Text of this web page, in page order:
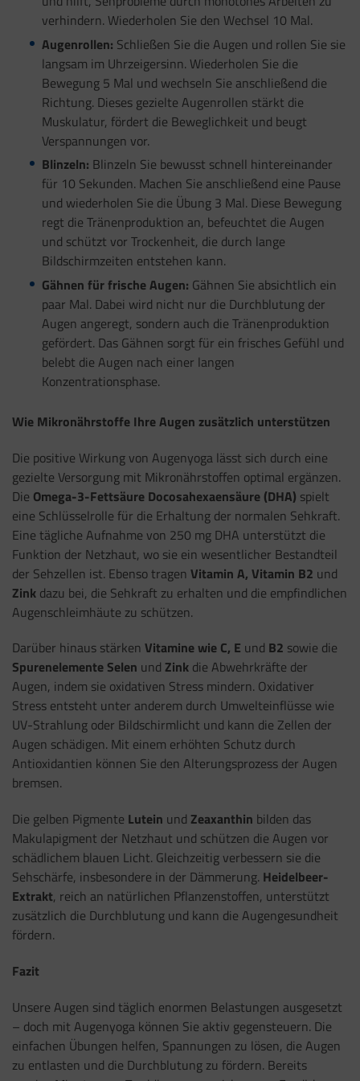
verhindern. Wiederholen Sie den Wechsel 10 Mal.
Augenrollen: Schließen Sie die Augen und rollen Sie sie
langsam im Uhrzeigersinn. Wiederholen Sie die
Bewegung 5 Mal und wechseln Sie anschließend die
Richtung. Dieses gezielte Augenrollen stärkt die
Muskulatur, fördert die Beweglichkeit und beugt
Verspannungen vor.
Blinzeln: Blinzeln Sie bewusst schnell hintereinander
für 10 Sekunden. Machen Sie anschließend eine Pause
und wiederholen Sie die Übung 3 Mal. Diese Bewegung
regt die Tränenproduktion an, befeuchtet die Augen
und schützt vor Trockenheit, die durch lange
Bildschirmzeiten entstehen kann.
Gähnen für frische Augen: Gähnen Sie absichtlich ein
paar Mal. Dabei wird nicht nur die Durchblutung der
Augen angeregt, sondern auch die Tränenproduktion
gefördert. Das Gähnen sorgt für ein frisches Gefühl und
belebt die Augen nach einer langen
Konzentrationsphase.
Wie Mikronährstoffe Ihre Augen zusätzlich unterstützen
Die positive Wirkung von Augenyoga lässt sich durch eine
gezielte Versorgung mit Mikronährstoffen optimal ergänzen.
Die Omega-3-Fettsäure Docosahexaensäure (DHA) spielt
eine Schlüsselrolle für die Erhaltung der normalen Sehkraft.
Eine tägliche Aufnahme von 250 mg DHA unterstützt die
Funktion der Netzhaut, wo sie ein wesentlicher Bestandteil
der Sehzellen ist. Ebenso tragen Vitamin A, Vitamin B2 und
Zink dazu bei, die Sehkraft zu erhalten und die empfindlichen
Augenschleimhäute zu schützen.
Darüber hinaus stärken Vitamine wie C, E und B2 sowie die
Spurenelemente Selen und Zink die Abwehrkräfte der
Augen, indem sie oxidativen Stress mindern. Oxidativer
Stress entsteht unter anderem durch Umwelteinflüsse wie
UV-Strahlung oder Bildschirmlicht und kann die Zellen der
Augen schädigen. Mit einem erhöhten Schutz durch
Antioxidantien können Sie den Alterungsprozess der Augen
bremsen.
Die gelben Pigmente Lutein und Zeaxanthin bilden das
Makulapigment der Netzhaut und schützen die Augen vor
schädlichem blauen Licht. Gleichzeitig verbessern sie die
Sehschärfe, insbesondere in der Dämmerung. Heidelbeer-
Extrakt, reich an natürlichen Pflanzenstoffen, unterstützt
zusätzlich die Durchblutung und kann die Augengesundheit
fördern.
Fazit
Unsere Augen sind täglich enormen Belastungen ausgesetzt
– doch mit Augenyoga können Sie aktiv gegensteuern. Die
einfachen Übungen helfen, Spannungen zu lösen, die Augen
zu entlasten und die Durchblutung zu fördern. Bereits